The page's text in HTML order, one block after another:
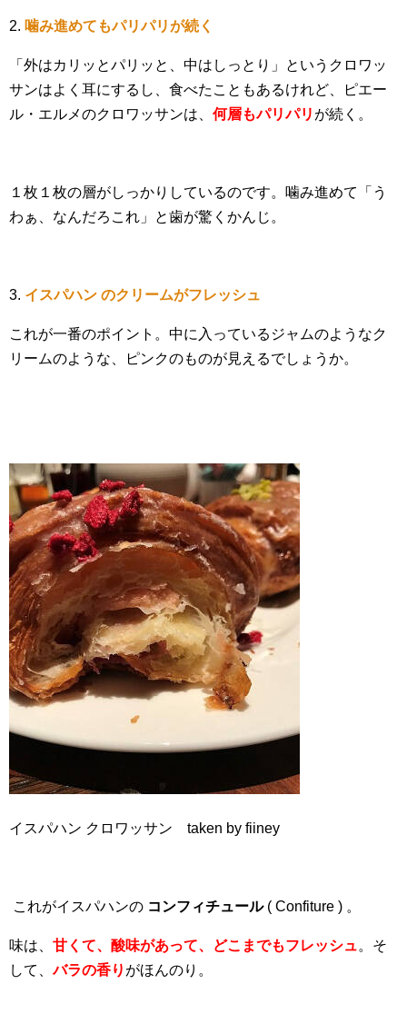
2. 噛み進めてもパリパリが続く
「外はカリッとパリッと、中はしっとり」というクロワッ
サンはよく耳にするし、食べたこともあるけれど、ピエー
ル・エルメのクロワッサンは、 何層もパリパリ が続く。
１枚１枚の層がしっかりしているのです。噛み進めて「う
わぁ、なんだろこれ」と歯が驚くかんじ。
3. イスパハン のクリームがフレッシュ
これが一番のポイント。中に入っているジャムのようなク
リームのような、ピンクのものが見えるでしょうか。
イスパハン クロワッサン taken by fiiney
これがイスパハンの コンフィチュール( Confiture ) 。
味は、 甘くて、酸味があって、どこまでもフレッシュ。そ
して、バラの香り がほんのり。